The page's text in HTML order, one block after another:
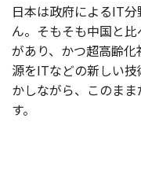
日本は政府によるIT
ん。そもそも中国と
があり、かつ超高齢
源をITなどの新しい
かしながら、このま
す。